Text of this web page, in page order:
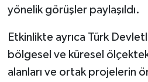
yönelik görüşler paylaşıldı.
Etkinlikte ayrıca Türk
bölgesel ve küresel
alanları ve ortak projelerin
Türkiye
Video Galeri